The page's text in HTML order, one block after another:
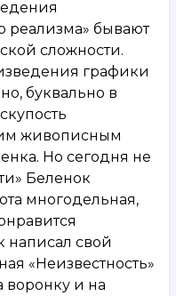
реализма» бывают
сложности.
графики
буквально в
живописным
Но сегодня не
Беленок
многодельная,
написал свой
«Неизвестность»
воронку и на